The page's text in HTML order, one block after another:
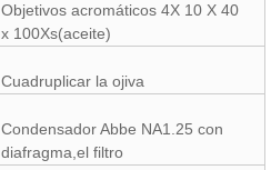
Objetivos acromáticos 4X 10 X 40
x 100Xs(aceite)
Cuadruplicar la ojiva
Condensador Abbe NA1.25 con
diafragma,el filtro